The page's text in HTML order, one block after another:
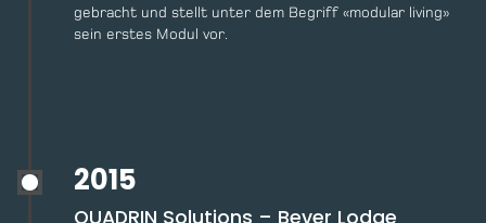
gebracht und stellt unter dem Begriff «modular living»
sein erstes Modul vor.
2015
QUADRIN Solutions – Bever Lodge